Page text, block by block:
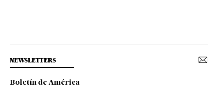
NEWSLETTERS
Boletín de América